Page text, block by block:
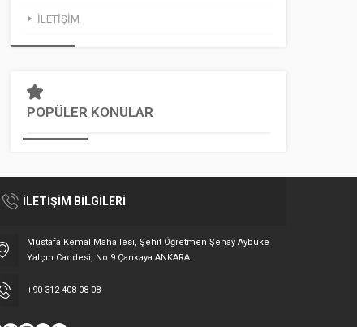
İLETIŞIM
POPÜLER KONULAR
İLETİŞİM BİLGİLERİ
Mustafa Kemal Mahallesi, Şehit Öğretmen Şenay Aybüke
Yalçın Caddesi, No:9 Çankaya ANKARA
+90 312 408 08 08